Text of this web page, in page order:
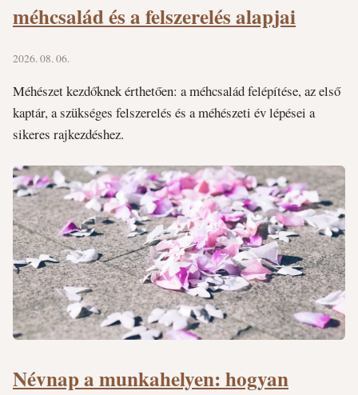
méhcsalád és a felszerelés alapjai
2026. 08. 06.
Méhészet kezdőknek érthetően: a méhcsalád felépítése, az első
kaptár, a szükséges felszerelés és a méhészeti év lépései a
sikeres rajkezdéshez.
Névnap a munkahelyen: hogyan